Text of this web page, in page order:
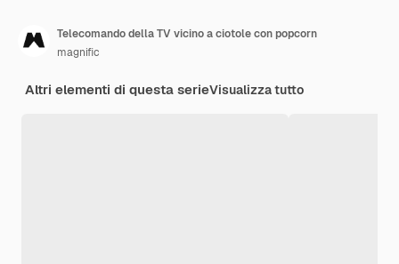
Telecomando della TV vicino a ciotole con popcorn
magnific
Altri elementi di questa serieVisualizza tutto